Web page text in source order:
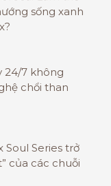
sống xanh
24/7 không
chổi than
Soul Series trở
của các chuỗi